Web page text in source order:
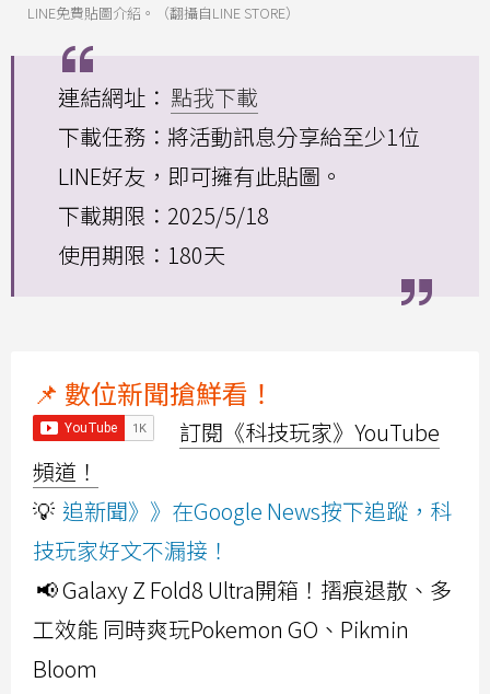
LINE免費貼圖介紹。（翻攝自LINE STORE）
連結網址： 點我下載
下載任務：將活動訊息分享給至少1位
LINE好友，即可擁有此貼圖。
下載期限：2025/5/18
使用期限：180天
📌 數位新聞搶鮮看！
訂閱《科技玩家》YouTube
頻道！
💡 追新聞》》在Google News按下追蹤，科
技玩家好文不漏接！
📢 Galaxy Z Fold8 Ultra開箱！摺痕退散、多
工效能 同時爽玩Pokemon GO、Pikmin
Bloom